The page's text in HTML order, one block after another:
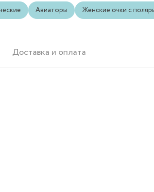
Авиаторы Женские очки с
Доставка и оплата